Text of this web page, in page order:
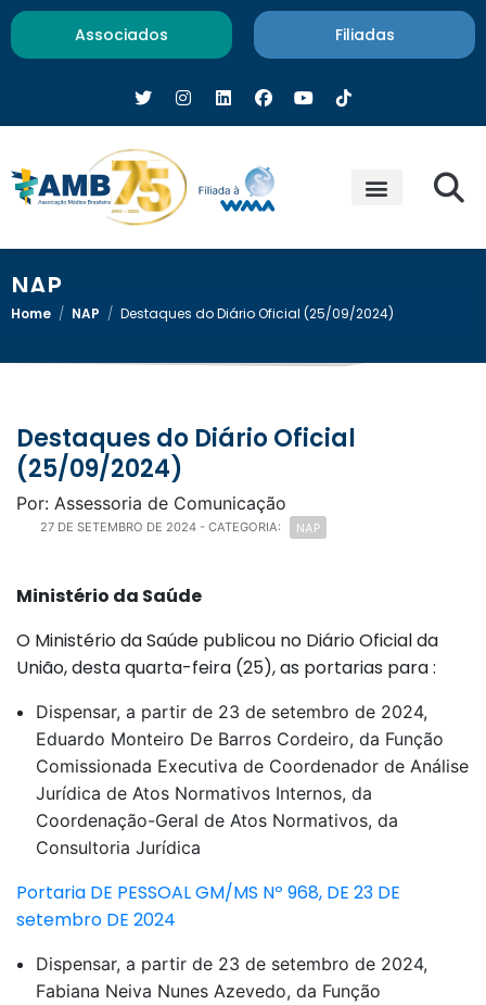
Associados Filiadas
NAP
Home / NAP / Destaques do Diário Oficial (25/09/2024)
Destaques do Diário Oficial
(25/09/2024)
Por: Assessoria de Comunicação
27 DE SETEMBRO DE 2024 - CATEGORIA: NAP
Ministério da Saúde
O Ministério da Saúde publicou no Diário Oficial da
União, desta quarta-feira (25), as portarias para :
Dispensar, a partir de 23 de setembro de 2024,
Eduardo Monteiro De Barros Cordeiro, da Função
Comissionada Executiva de Coordenador de Análise
Jurídica de Atos Normativos Internos, da
Coordenação-Geral de Atos Normativos, da
Consultoria Jurídica
Portaria DE PESSOAL GM/MS Nº 968, DE 23 DE
setembro DE 2024
Dispensar, a partir de 23 de setembro de 2024,
Fabiana Neiva Nunes Azevedo, da Função